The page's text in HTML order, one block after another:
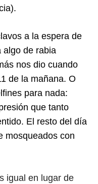
a la espera de
algo de rabia
nos dio cuando
de la mañana. O
para nada:
que tanto
El resto del día
mosqueados con
igual en lugar de